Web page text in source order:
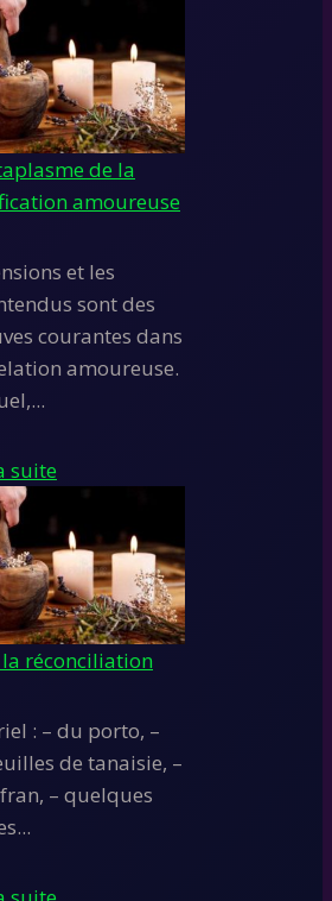
de la
amoureuse
et les
sont des
courantes dans
amoureuse.
suite
réconciliation
: – du porto, –
de tanaisie, –
– quelques